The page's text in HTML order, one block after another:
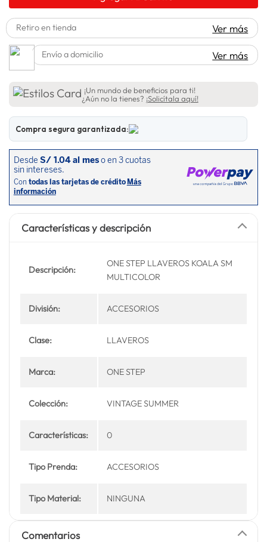
Retiro en tienda Ver más
Envío a domicilio Ver más
¡Un mundo de beneficios para ti!
¿Aún no la tienes? ¡Solicítala aquí!
Compra segura garantizada:
Características y descripción
Descripción:
ONE STEP LLAVEROS KOALA SM
MULTICOLOR
División: ACCESORIOS
Clase: LLAVEROS
Marca: ONE STEP
Colección: VINTAGE SUMMER
Características: 0
Tipo Prenda: ACCESORIOS
Tipo Material: NINGUNA
Comentarios